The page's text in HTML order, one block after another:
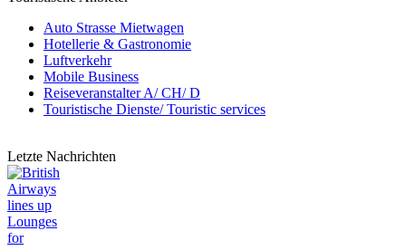
Auto Strasse Mietwagen
Hotellerie & Gastronomie
Luftverkehr
Mobile Business
Reiseveranstalter A/ CH/ D
Touristische Dienste/ Touristic services
Letzte Nachrichten